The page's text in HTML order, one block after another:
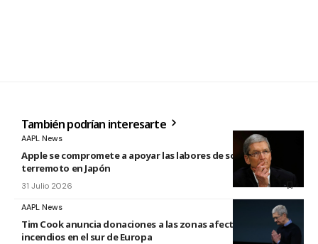
También podrían interesarte
AAPL News
Apple se compromete a apoyar las labores de socorro tras el
terremoto en Japón
31 Julio 2026
AAPL News
Tim Cook anuncia donaciones a las zonas afectadas por los
incendios en el sur de Europa